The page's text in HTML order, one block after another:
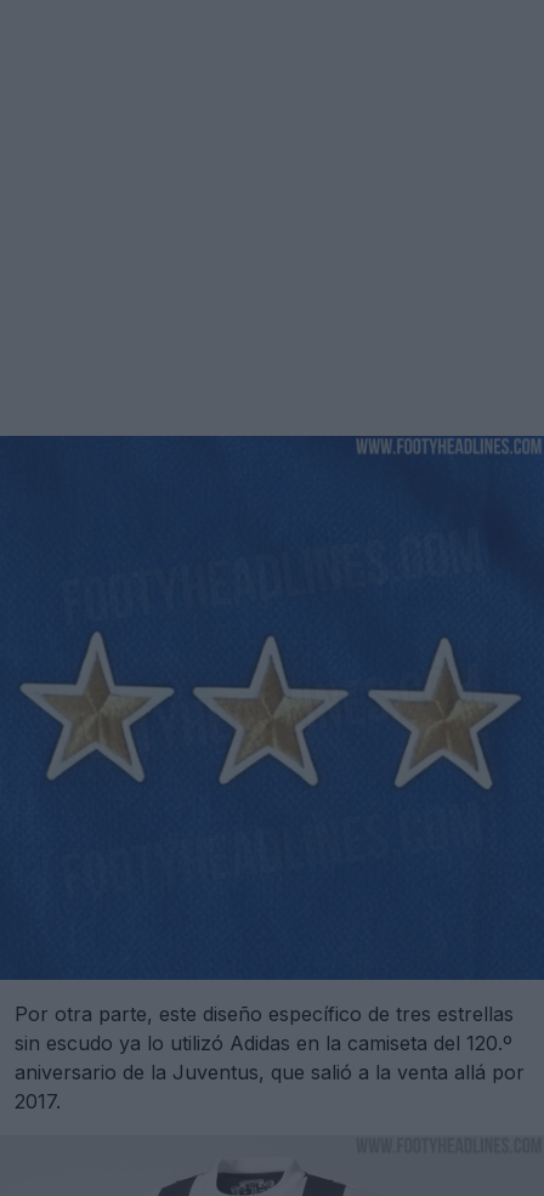
Por otra parte, este diseño específico de tres estrellas
sin escudo ya lo utilizó Adidas en la camiseta del 120.º
aniversario de la Juventus, que salió a la venta allá por
2017.